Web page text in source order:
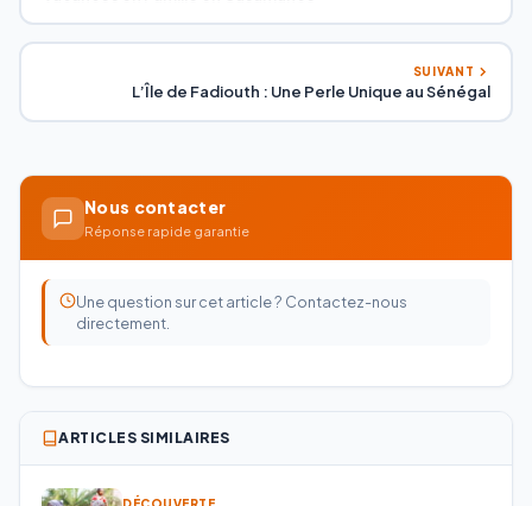
SUIVANT
L’Île de Fadiouth : Une Perle Unique au Sénégal
Nous contacter
Réponse rapide garantie
Une question sur cet article ? Contactez-nous
directement.
ARTICLES SIMILAIRES